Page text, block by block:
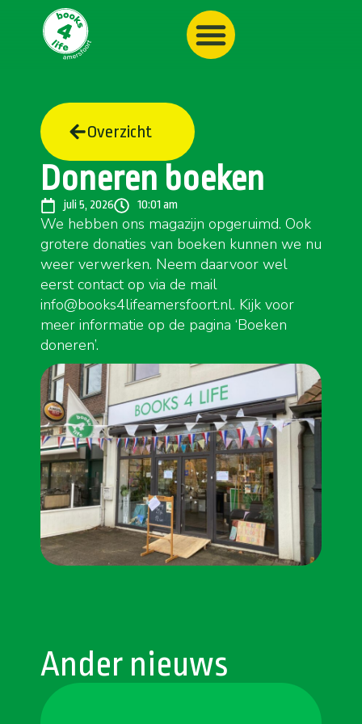
Overzicht
Doneren boeken
juli 5, 2026 10:01 am
We hebben ons magazijn opgeruimd. Ook
grotere donaties van boeken kunnen we nu
weer verwerken. Neem daarvoor wel
eerst contact op via de mail
info@books4lifeamersfoort.nl. Kijk voor
meer informatie op de pagina ‘Boeken
doneren’.
Ander nieuws